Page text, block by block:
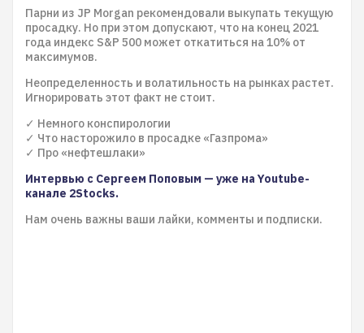
Парни из JP Morgan рекомендовали выкупать текущую
просадку. Но при этом допускают, что на конец 2021
года индекс S&P 500 может откатиться на 10% от
максимумов.
Неопределенность и волатильность на рынках растет.
Игнорировать этот факт не стоит.
✓ Немного конспирологии
✓ Что насторожило в просадке «Газпрома»
✓ Про «нефтешлаки»
Интервью с Сергеем Поповым — уже на Youtube-
канале 2Stocks.
Нам очень важны ваши лайки, комменты и подписки.